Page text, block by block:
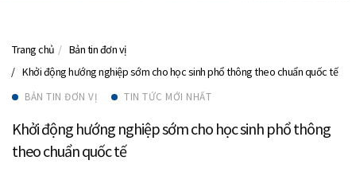
Trang chủ
Bản tin đơn vị
Khởi động hướng nghiệp sớm cho học sinh phổ thông theo chuẩn quốc tế
BẢN TIN ĐƠN VỊ TIN TỨC MỚI NHẤT
Khởi động hướng nghiệp sớm cho học sinh phổ thông
theo chuẩn quốc tế